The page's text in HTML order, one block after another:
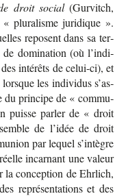
droit social(Gur­vitch,
« plu­ra­lisme juri­dique ».
reposent dans sa ter­
de domi­na­tion (où l’in­di­
inté­rêts de celui-​ci), et
les indi­vi­dus s’as­
du prin­cipe de « com­mu­
puisse par­ler de « droit
de l’idée de droit
par lequel s’in­tègre
incar­nant une valeur
la concep­tion de Ehr­lich,
repré­sen­ta­tions et des